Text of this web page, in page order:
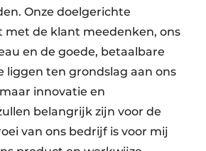
Onze doelgerichte
met de klant meedenken, ons
en de goede, betaalbare
liggen ten grondslag aan ons
innovatie en
belangrijk zijn voor de
van ons bedrijf is voor mij